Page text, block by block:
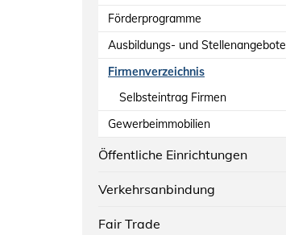
Förderprogramme
Ausbildungs- und Stellenangebote
Firmenverzeichnis
Selbsteintrag Firmen
Gewerbeimmobilien
Öffentliche Einrichtungen
Verkehrsanbindung
Fair Trade